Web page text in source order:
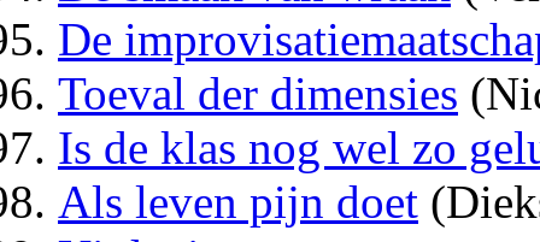
De
Toeval der dimensies
Is de klas nog wel zo
Als leven pijn doet